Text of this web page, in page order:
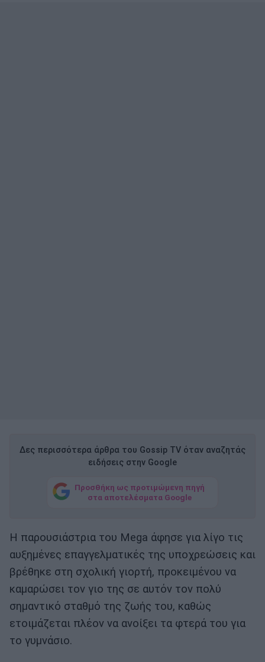
Δες περισσότερα άρθρα του Gossip TV όταν αναζητάς
ειδήσεις στην Google
Προσθήκη ως προτιμώμενη πηγή
στα αποτελέσματα Google
Η παρουσιάστρια του Mega άφησε για λίγο τις
αυξημένες επαγγελματικές της υποχρεώσεις και
βρέθηκε στη σχολική γιορτή, προκειμένου να
καμαρώσει τον γιο της σε αυτόν τον πολύ
σημαντικό σταθμό της ζωής του, καθώς
ετοιμάζεται πλέον να ανοίξει τα φτερά του για
το γυμνάσιο.